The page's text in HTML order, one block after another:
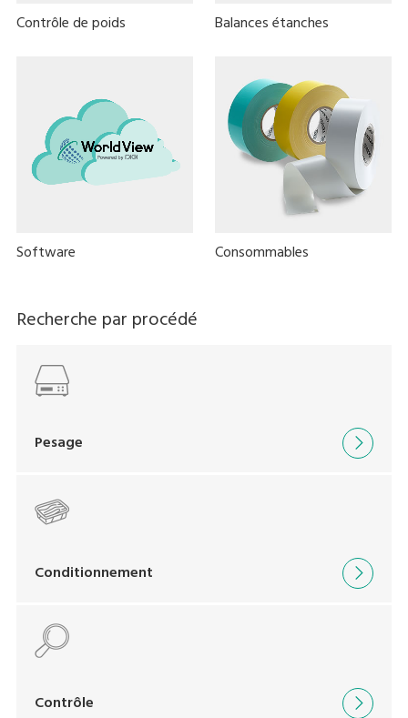
Contrôle de poids Balances étanches
Software Consommables
Recherche par procédé
Pesage
Conditionnement
Contrôle